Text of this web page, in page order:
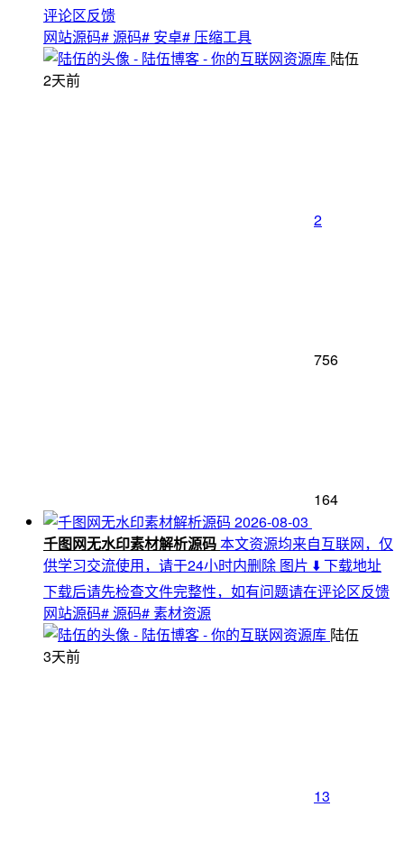
评论区反馈
网站源码# 源码# 安卓# 压缩工具
陆伍
2天前
2
756
164
2026-08-03
千图网无水印素材解析源码本文资源均来自互联网，仅
供学习交流使用，请于24小时内删除 图片 ⬇️ 下载地址
下载后请先检查文件完整性，如有问题请在评论区反馈
网站源码# 源码# 素材资源
陆伍
3天前
13